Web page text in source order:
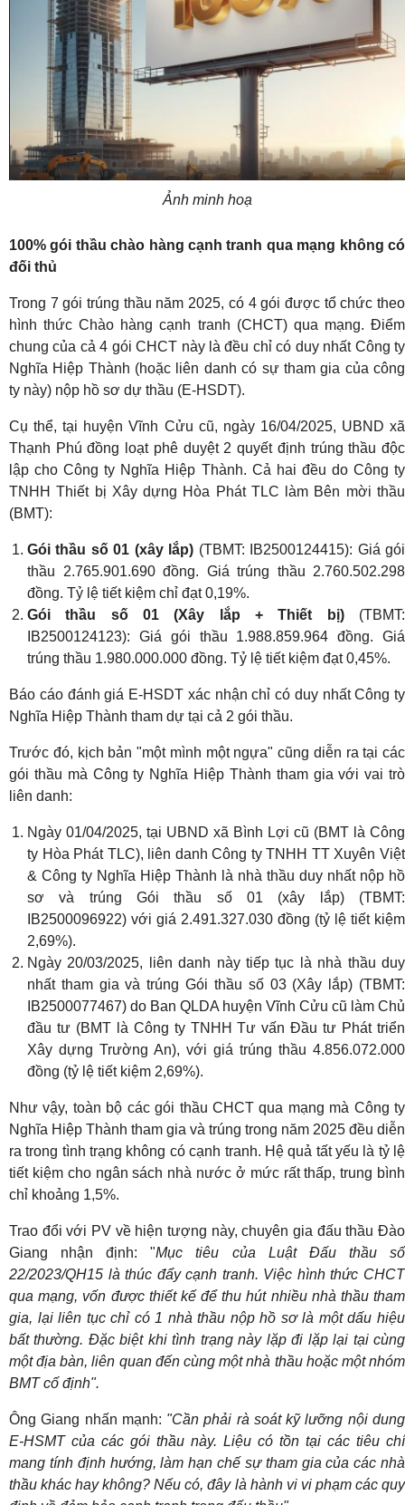
Ảnh minh hoạ
100% gói thầu chào hàng cạnh tranh qua mạng không có
đối thủ
Trong 7 gói trúng thầu năm 2025, có 4 gói được tổ chức theo
hình thức Chào hàng cạnh tranh (CHCT) qua mạng. Điểm
chung của cả 4 gói CHCT này là đều chỉ có duy nhất Công ty
Nghĩa Hiệp Thành (hoặc liên danh có sự tham gia của công
ty này) nộp hồ sơ dự thầu (E-HSDT).
Cụ thể, tại huyện Vĩnh Cửu cũ, ngày 16/04/2025, UBND xã
Thạnh Phú đồng loạt phê duyệt 2 quyết định trúng thầu độc
lập cho Công ty Nghĩa Hiệp Thành. Cả hai đều do Công ty
TNHH Thiết bị Xây dựng Hòa Phát TLC làm Bên mời thầu
(BMT):
Gói thầu số 01 (xây lắp) (TBMT: IB2500124415): Giá gói
thầu 2.765.901.690 đồng. Giá trúng thầu 2.760.502.298
đồng. Tỷ lệ tiết kiệm chỉ đạt 0,19%.
Gói thầu số 01 (Xây lắp + Thiết bị)(TBMT:
IB2500124123): Giá gói thầu 1.988.859.964 đồng. Giá
trúng thầu 1.980.000.000 đồng. Tỷ lệ tiết kiệm đạt 0,45%.
Báo cáo đánh giá E-HSDT xác nhận chỉ có duy nhất Công ty
Nghĩa Hiệp Thành tham dự tại cả 2 gói thầu.
Trước đó, kịch bản "một mình một ngựa" cũng diễn ra tại các
gói thầu mà Công ty Nghĩa Hiệp Thành tham gia với vai trò
liên danh:
Ngày 01/04/2025, tại UBND xã Bình Lợi cũ (BMT là Công
ty Hòa Phát TLC), liên danh Công ty TNHH TT Xuyên Việt
& Công ty Nghĩa Hiệp Thành là nhà thầu duy nhất nộp hồ
sơ và trúng Gói thầu số 01 (xây lắp) (TBMT:
IB2500096922) với giá 2.491.327.030 đồng (tỷ lệ tiết kiệm
2,69%).
Ngày 20/03/2025, liên danh này tiếp tục là nhà thầu duy
nhất tham gia và trúng Gói thầu số 03 (Xây lắp) (TBMT:
IB2500077467) do Ban QLDA huyện Vĩnh Cửu cũ làm Chủ
đầu tư (BMT là Công ty TNHH Tư vấn Đầu tư Phát triển
Xây dựng Trường An), với giá trúng thầu 4.856.072.000
đồng (tỷ lệ tiết kiệm 2,69%).
Như vậy, toàn bộ các gói thầu CHCT qua mạng mà Công ty
Nghĩa Hiệp Thành tham gia và trúng trong năm 2025 đều diễn
ra trong tình trạng không có cạnh tranh. Hệ quả tất yếu là tỷ lệ
tiết kiệm cho ngân sách nhà nước ở mức rất thấp, trung bình
chỉ khoảng 1,5%.
Trao đổi với PV về hiện tượng này, chuyên gia đấu thầu Đào
Giang nhận định: "Mục tiêu của Luật Đấu thầu số
22/2023/QH15 là thúc đẩy cạnh tranh. Việc hình thức CHCT
qua mạng, vốn được thiết kế để thu hút nhiều nhà thầu tham
gia, lại liên tục chỉ có 1 nhà thầu nộp hồ sơ là một dấu hiệu
bất thường. Đặc biệt khi tình trạng này lặp đi lặp lại tại cùng
một địa bàn, liên quan đến cùng một nhà thầu hoặc một nhóm
BMT cố định".
Ông Giang nhấn mạnh: "Cần phải rà soát kỹ lưỡng nội dung
E-HSMT của các gói thầu này. Liệu có tồn tại các tiêu chí
mang tính định hướng, làm hạn chế sự tham gia của các nhà
thầu khác hay không? Nếu có, đây là hành vi vi phạm các quy